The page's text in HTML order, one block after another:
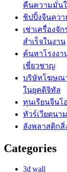
คืนความมั่น
ชิปปิ้งจีนคว
เช่าเครื่องจั
สำเร็จในงาน
ค้นหาโรงง
เชี่ยวชาญ
บริษัทโฆษณ
ในยุคดิจิทัล
ทุนเรียนจีนโ
ทัวร์เวียดนา
ลังพลาสติก
Categories
3d wall